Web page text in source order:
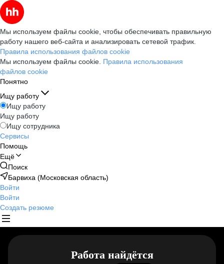
Мы используем файлы cookie, чтобы обеспечивать правильную
работу нашего веб-сайта и анализировать сетевой трафик.
Правила использования файлов cookie
Мы используем файлы cookie. Правила использования
файлов cookie
Понятно
Ищу работу
Ищу работу
Ищу работу
Ищу сотрудника
Сервисы
Помощь
Ещё
Поиск
Барвиха (Московская область)
Войти
Войти
Создать резюме
Работа найдётся